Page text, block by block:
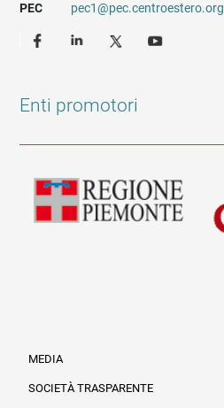
PEC
pec1@pec.centroestero.org
Enti promotori
MEDIA
SOCIETÀ TRASPARENTE